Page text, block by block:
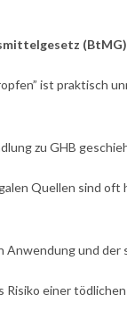
(BtMG)
ist praktisch
zu GHB
Quellen sind
Anwendung und
Risiko einer